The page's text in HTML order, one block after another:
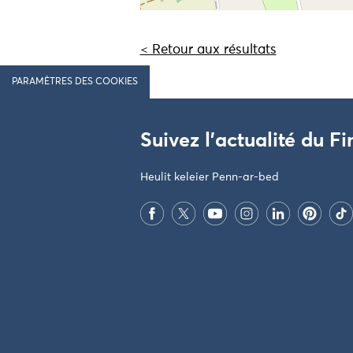
< Retour aux résultats
PARAMÈTRES DES COOKIES
Suivez l'actualité du
Heulit keleier Penn-ar-bed